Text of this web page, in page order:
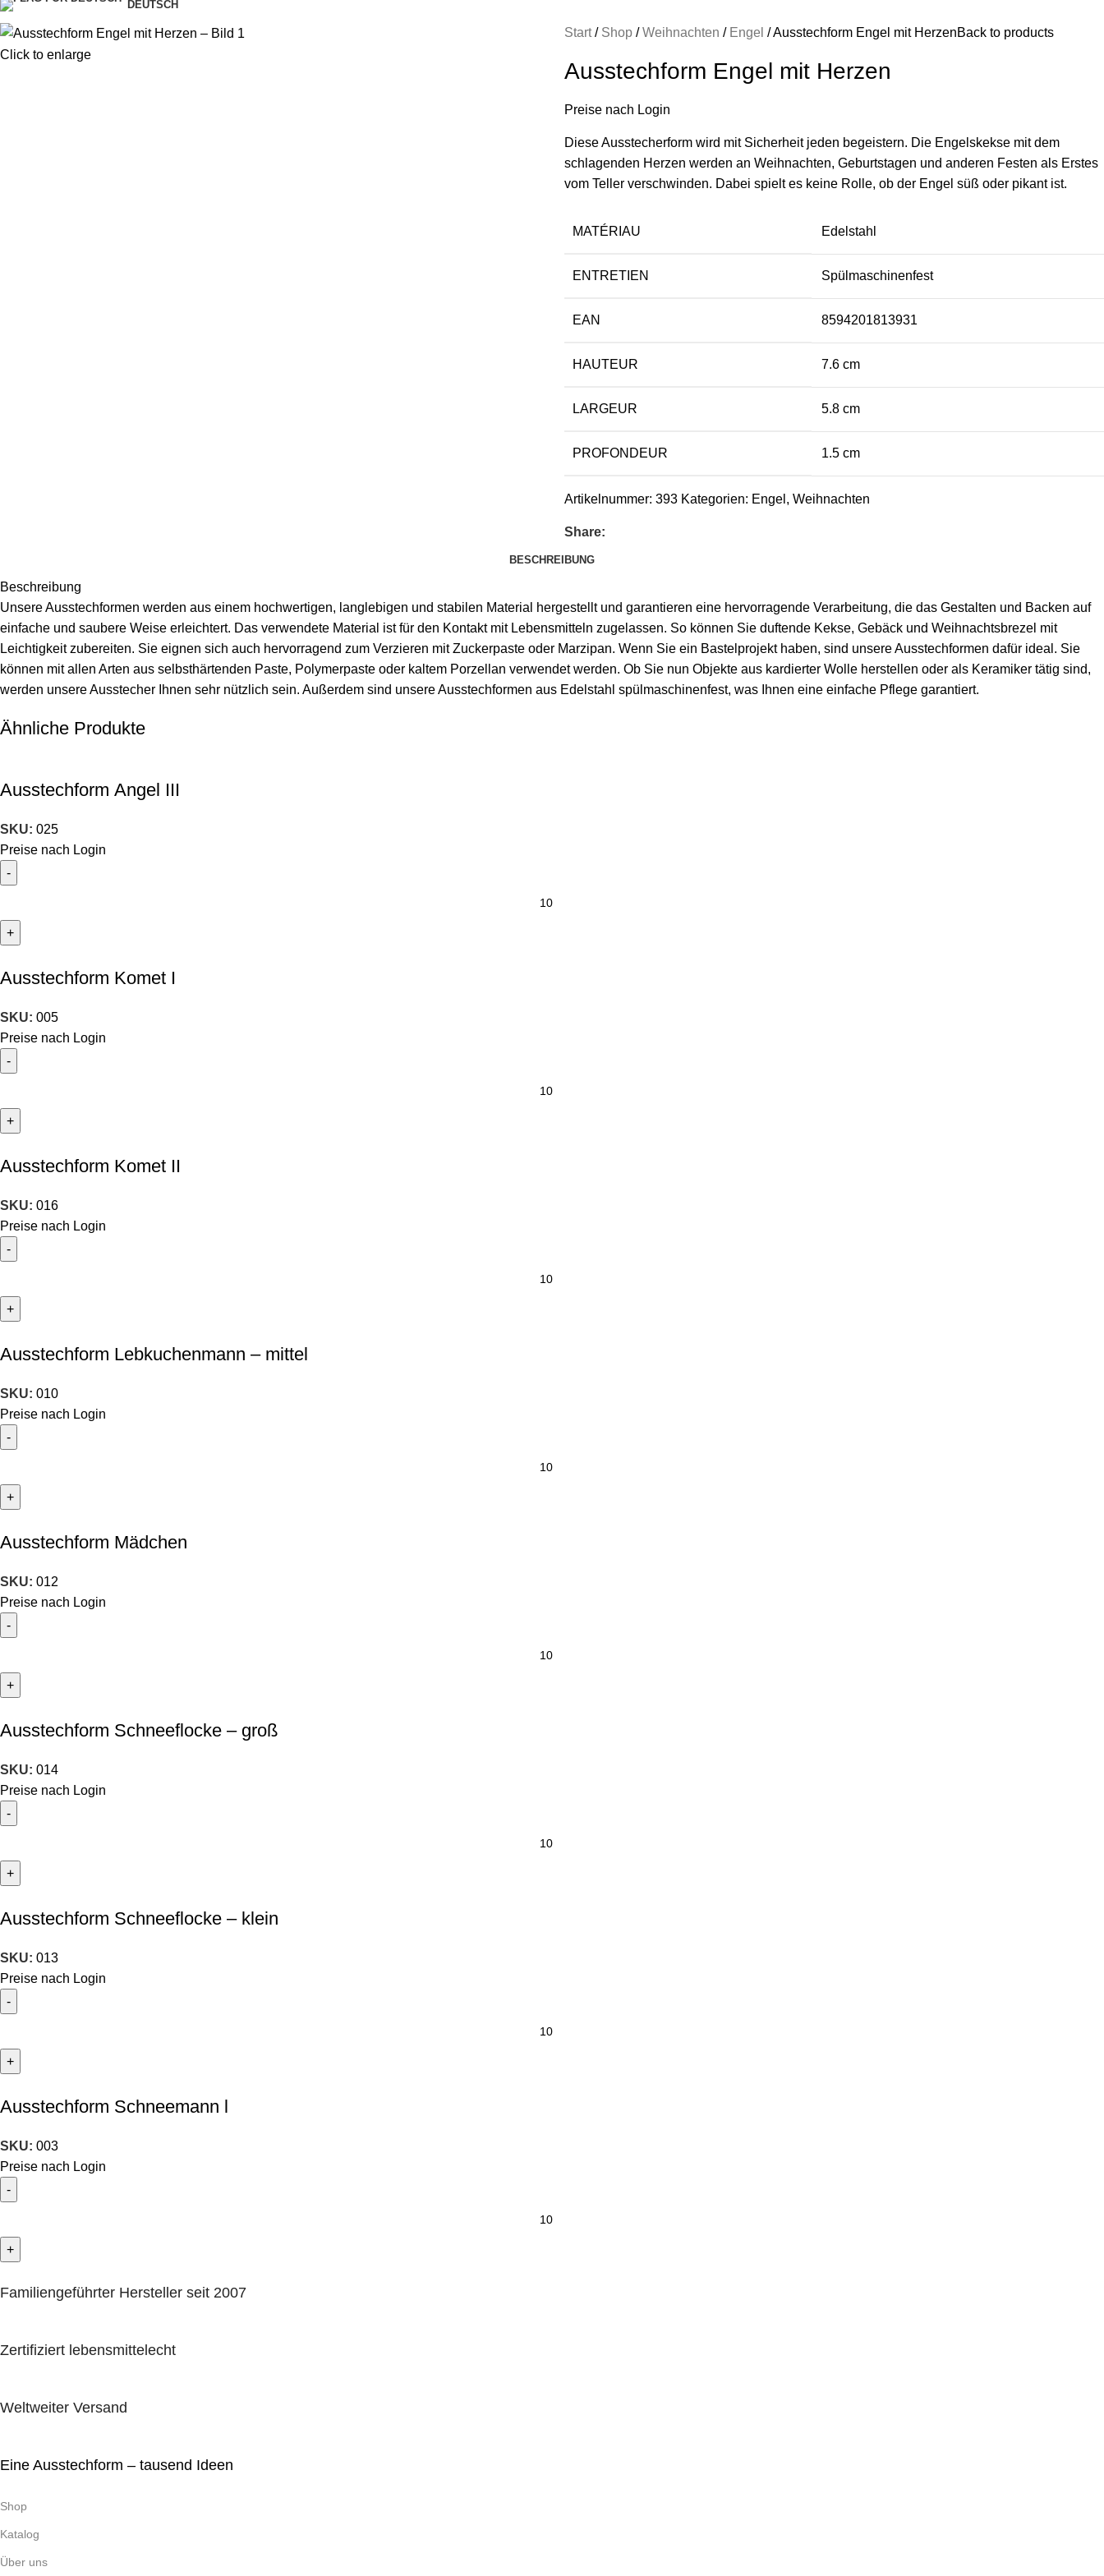
DEUTSCH
Click to enlarge
Start Shop Weihnachten Engel Ausstechform Engel mit HerzenBack to products
Ausstechform Engel mit Herzen
Preise nach Login
Diese Ausstecherform wird mit Sicherheit jeden begeistern. Die Engelskekse mit dem
schlagenden Herzen werden an Weihnachten, Geburtstagen und anderen Festen als Erstes
vom Teller verschwinden. Dabei spielt es keine Rolle, ob der Engel süß oder pikant ist.
MATÉRIAU Edelstahl
ENTRETIEN Spülmaschinenfest
EAN 8594201813931
HAUTEUR 7.6 cm
LARGEUR 5.8 cm
PROFONDEUR 1.5 cm
Artikelnummer: 393 Kategorien: Engel , Weihnachten
Share:
BESCHREIBUNG
Beschreibung
Unsere Ausstechformen werden aus einem hochwertigen, langlebigen und stabilen Material hergestellt und garantieren eine hervorragende Verarbeitung, die das Gestalten und Backen auf
einfache und saubere Weise erleichtert. Das verwendete Material ist für den Kontakt mit Lebensmitteln zugelassen. So können Sie duftende Kekse, Gebäck und Weihnachtsbrezel mit
Leichtigkeit zubereiten. Sie eignen sich auch hervorragend zum Verzieren mit Zuckerpaste oder Marzipan. Wenn Sie ein Bastelprojekt haben, sind unsere Ausstechformen dafür ideal. Sie
können mit allen Arten aus selbsthärtenden Paste, Polymerpaste oder kaltem Porzellan verwendet werden. Ob Sie nun Objekte aus kardierter Wolle herstellen oder als Keramiker tätig sind,
werden unsere Ausstecher Ihnen sehr nützlich sein. Außerdem sind unsere Ausstechformen aus Edelstahl spülmaschinenfest, was Ihnen eine einfache Pflege garantiert.
Ähnliche Produkte
Ausstechform Angel III
SKU: 025
Preise nach Login
Ausstechform Komet I
SKU: 005
Preise nach Login
Ausstechform Komet II
SKU: 016
Preise nach Login
Ausstechform Lebkuchenmann – mittel
SKU: 010
Preise nach Login
Ausstechform Mädchen
SKU: 012
Preise nach Login
Ausstechform Schneeflocke – groß
SKU: 014
Preise nach Login
Ausstechform Schneeflocke – klein
SKU: 013
Preise nach Login
Ausstechform Schneemann l
SKU: 003
Preise nach Login
Familiengeführter Hersteller seit 2007
Zertifiziert lebensmittelecht
Weltweiter Versand
Eine Ausstechform – tausend Ideen
Shop
Katalog
Über uns